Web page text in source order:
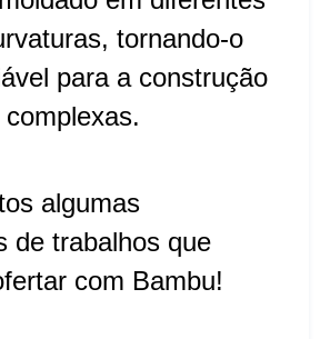
tornando-o
para a construção
algumas
de trabalhos que
com Bambu!